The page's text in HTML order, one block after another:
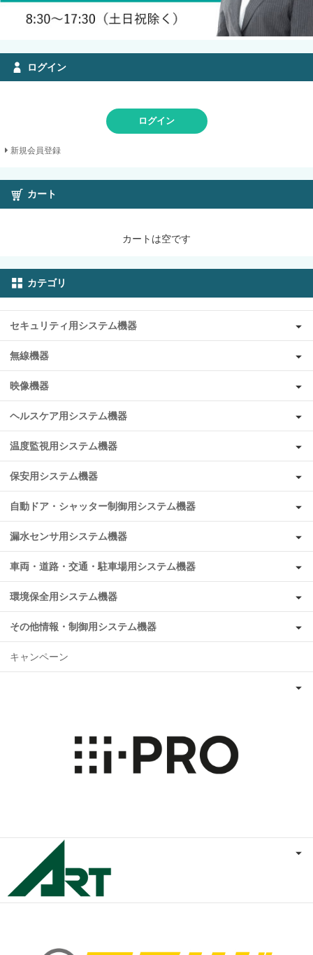
ログイン
ログイン
新規会員登録
カート
カートは空です
カテゴリ
セキュリティ用システム機器
無線機器
映像機器
ヘルスケア用システム機器
温度監視用システム機器
保安用システム機器
自動ドア・シャッター制御用システム機器
漏水センサ用システム機器
車両・道路・交通・駐車場用システム機器
環境保全用システム機器
その他情報・制御用システム機器
キャンペーン